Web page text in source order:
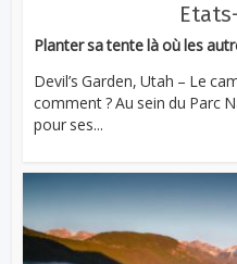
Planter sa tente là où les
Devil’s Garden, Utah – Le
comment ? Au sein du Parc
pour ses...